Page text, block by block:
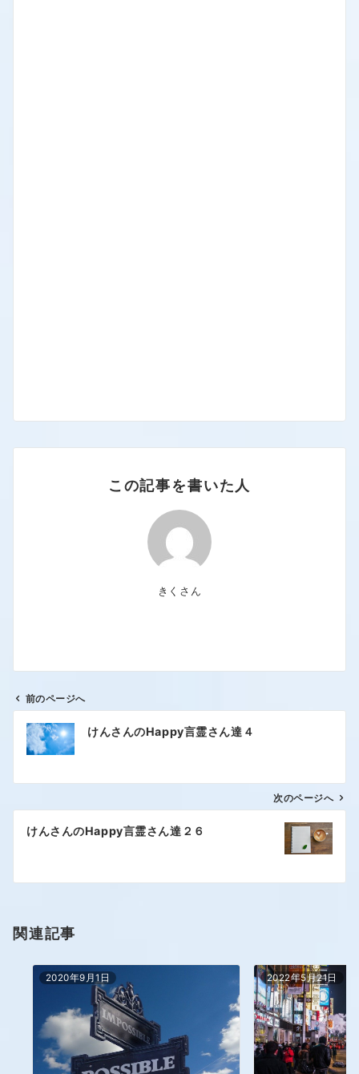
この記事を書いた人
きくさん
前のページへ
けんさんのHappy言霊さん達４
次のページへ
けんさんのHappy言霊さん達２６
関連記事
2020年9月1日 2022年5月21日